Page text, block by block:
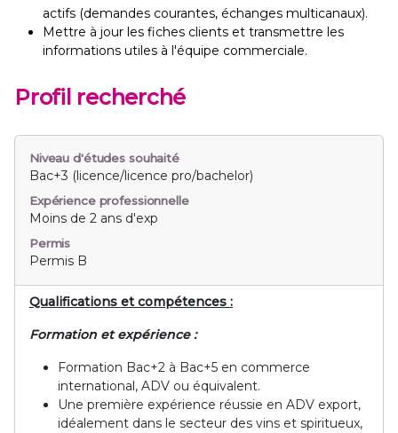
actifs (demandes courantes, échanges multicanaux).
Mettre à jour les fiches clients et transmettre les
informations utiles à l'équipe commerciale.
Profil recherché
Niveau d'études souhaité
Bac+3 (licence/licence pro/bachelor)
Expérience professionnelle
Moins de 2 ans d'exp
Permis
Permis B
Qualifications et compétences :
Formation et expérience :
Formation Bac+2 à Bac+5 en commerce
international, ADV ou équivalent.
Une première expérience réussie en ADV export,
idéalement dans le secteur des vins et spiritueux,